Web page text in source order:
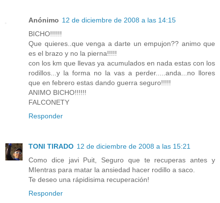
Anónimo 12 de diciembre de 2008 a las 14:15
BICHO!!!!!!
Que quieres..que venga a darte un empujon?? animo que
es el brazo y no la pierna!!!!!
con los km que llevas ya acumulados en nada estas con los
rodillos...y la forma no la vas a perder.....anda...no llores
que en febrero estas dando guerra seguro!!!!!
ANIMO BICHO!!!!!!
FALCONETY
Responder
TONI TIRADO 12 de diciembre de 2008 a las 15:21
Como dice javi Puit, Seguro que te recuperas antes y
MIentras para matar la ansiedad hacer rodillo a saco.
Te deseo una rápidisima recuperación!
Responder